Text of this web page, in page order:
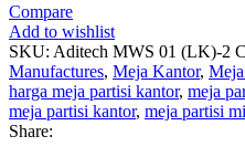
Compare
Add to wishlist
SKU: Aditech MWS 01 (LK)-2
Manufactures, Meja Kantor,
harga meja partisi kantor, meja
meja partisi kantor, meja partisi
Share: